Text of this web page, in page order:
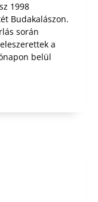
1998
Budakalászon.
során
a
belül